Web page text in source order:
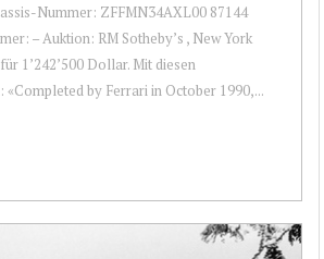
Nummer: ZFFMN34AXL00 87144
– Auktion: RM Sotheby’s , New York
1’242’500 Dollar. Mit diesen
by Ferrari in October 1990,...